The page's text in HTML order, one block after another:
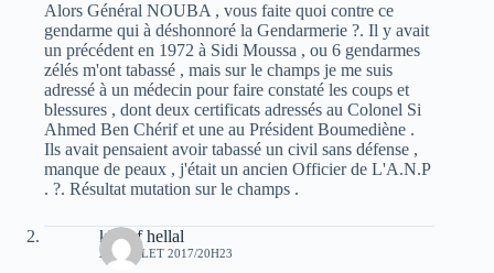
Alors Général NOUBA , vous faite quoi contre ce
gendarme qui à déshonnoré la Gendarmerie ?. Il y avait
un précédent en 1972 à Sidi Moussa , ou 6 gendarmes
zélés m'ont tabassé , mais sur le champs je me suis
adressé à un médecin pour faire constaté les coups et
blessures , dont deux certificats adressés au Colonel Si
Ahmed Ben Chérif et une au Président Boumediène .
Ils avait pensaient avoir tabassé un civil sans défense ,
manque de peaux , j'était un ancien Officier de L'A.N.P
. ?. Résultat mutation sur le champs .
khelaf hellal
28 JUILLET 2017/20H23